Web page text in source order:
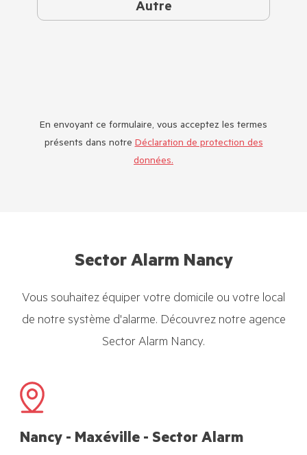
Autre
En envoyant ce formulaire, vous acceptez les termes
présents dans notreDéclaration de protection des
données.
Sector Alarm Nancy
Vous souhaitez équiper votre domicile ou votre local
de notre système d'alarme. Découvrez notre agence
Sector Alarm Nancy.
Nancy - Maxéville - Sector Alarm